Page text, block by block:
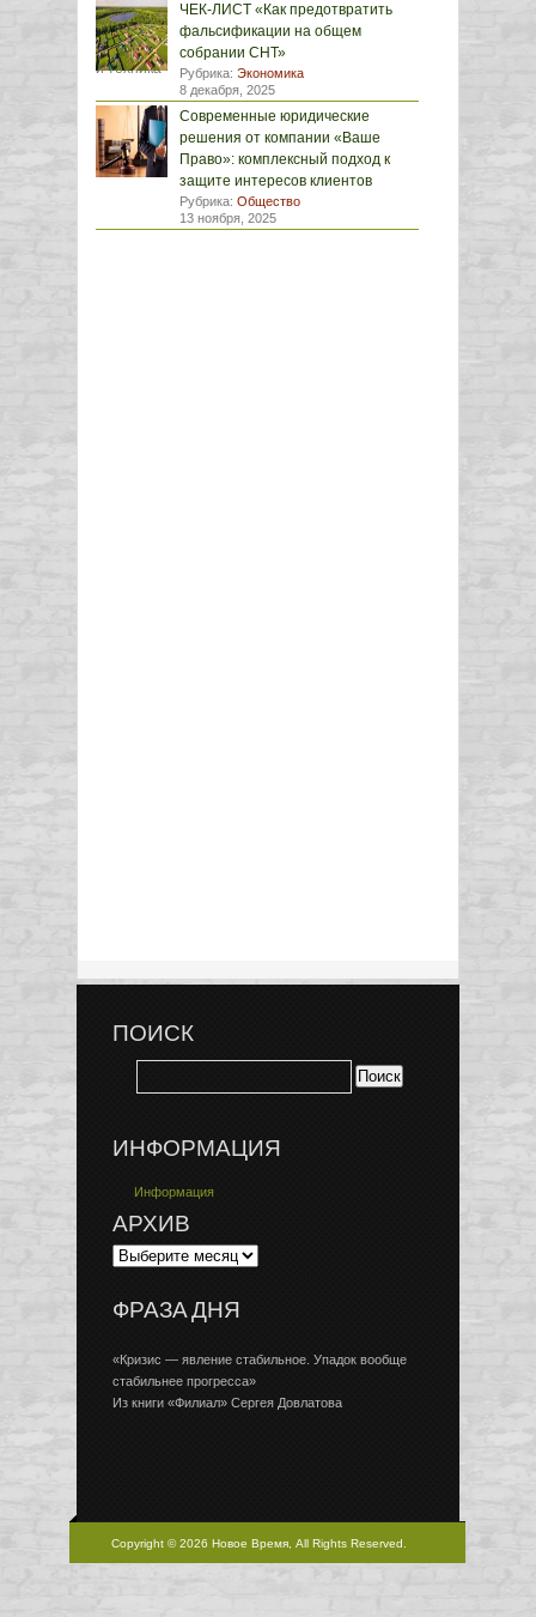
ЧЕК-ЛИСТ «Как предотвратить
фальсификации на общем
собрании СНТ»
Рубрика: Экономика
8 декабря, 2025
Современные юридические
решения от компании «Ваше
Право»: комплексный подход к
защите интересов клиентов
Рубрика: Общество
13 ноября, 2025
ПОИСК
ИНФОРМАЦИЯ
Информация
АРХИВ
ФРАЗА ДНЯ
«Кризис — явление стабильное. Упадок вообще
стабильнее прогресса»
Из книги «Филиал» Сергея Довлатова
Copyright © 2026 Новое Время, All Rights Reserved.